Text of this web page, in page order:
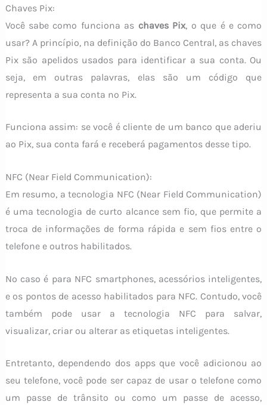
Chaves Pix:
Você sabe como funciona as chaves Pix, o que é e como
usar? A princípio, na definição do Banco Central, as chaves
Pix são apelidos usados para identificar a sua conta. Ou
seja, em outras palavras, elas são um código que
representa a sua conta no Pix.
Funciona assim: se você é cliente de um banco que aderiu
ao Pix, sua conta fará e receberá pagamentos desse tipo.
NFC (Near Field Communication):
Em resumo, a tecnologia NFC (Near Field Communication)
é uma tecnologia de curto alcance sem fio, que permite a
troca de informações de forma rápida e sem fios entre o
telefone e outros habilitados.
No caso é para NFC smartphones, acessórios inteligentes,
e os pontos de acesso habilitados para NFC. Contudo, você
também pode usar a tecnologia NFC para salvar,
visualizar, criar ou alterar as etiquetas inteligentes.
Entretanto, dependendo dos apps que você adicionou ao
seu telefone, você pode ser capaz de usar o telefone como
um passe de trânsito ou como um passe de acesso,